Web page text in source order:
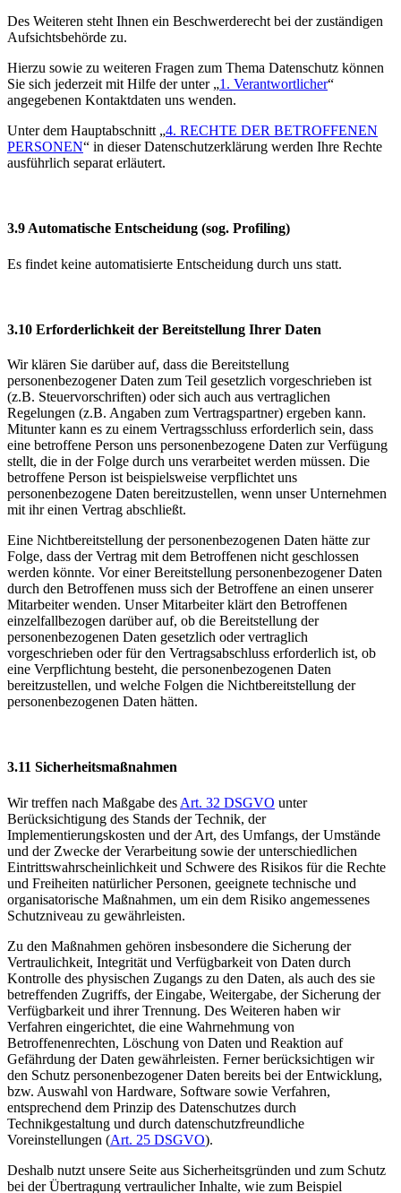
Des Weiteren steht Ihnen ein Beschwerderecht bei der zuständigen
Aufsichtsbehörde zu.
Hierzu sowie zu weiteren Fragen zum Thema Datenschutz können
Sie sich jederzeit mit Hilfe der unter „1. Verantwortlicher“
angegebenen Kontaktdaten uns wenden.
Unter dem Hauptabschnitt „4. RECHTE DER BETROFFENEN
PERSONEN“ in dieser Datenschutzerklärung werden Ihre Rechte
ausführlich separat erläutert.
3.9 Automatische Entscheidung (sog. Profiling)
Es findet keine automatisierte Entscheidung durch uns statt.
3.10 Erforderlichkeit der Bereitstellung Ihrer Daten
Wir klären Sie darüber auf, dass die Bereitstellung
personenbezogener Daten zum Teil gesetzlich vorgeschrieben ist
(z.B. Steuervorschriften) oder sich auch aus vertraglichen
Regelungen (z.B. Angaben zum Vertragspartner) ergeben kann.
Mitunter kann es zu einem Vertragsschluss erforderlich sein, dass
eine betroffene Person uns personenbezogene Daten zur Verfügung
stellt, die in der Folge durch uns verarbeitet werden müssen. Die
betroffene Person ist beispielsweise verpflichtet uns
personenbezogene Daten bereitzustellen, wenn unser Unternehmen
mit ihr einen Vertrag abschließt.
Eine Nichtbereitstellung der personenbezogenen Daten hätte zur
Folge, dass der Vertrag mit dem Betroffenen nicht geschlossen
werden könnte. Vor einer Bereitstellung personenbezogener Daten
durch den Betroffenen muss sich der Betroffene an einen unserer
Mitarbeiter wenden. Unser Mitarbeiter klärt den Betroffenen
einzelfallbezogen darüber auf, ob die Bereitstellung der
personenbezogenen Daten gesetzlich oder vertraglich
vorgeschrieben oder für den Vertragsabschluss erforderlich ist, ob
eine Verpflichtung besteht, die personenbezogenen Daten
bereitzustellen, und welche Folgen die Nichtbereitstellung der
personenbezogenen Daten hätten.
3.11 Sicherheitsmaßnahmen
Wir treffen nach Maßgabe des Art. 32 DSGVO unter
Berücksichtigung des Stands der Technik, der
Implementierungskosten und der Art, des Umfangs, der Umstände
und der Zwecke der Verarbeitung sowie der unterschiedlichen
Eintrittswahrscheinlichkeit und Schwere des Risikos für die Rechte
und Freiheiten natürlicher Personen, geeignete technische und
organisatorische Maßnahmen, um ein dem Risiko angemessenes
Schutzniveau zu gewährleisten.
Zu den Maßnahmen gehören insbesondere die Sicherung der
Vertraulichkeit, Integrität und Verfügbarkeit von Daten durch
Kontrolle des physischen Zugangs zu den Daten, als auch des sie
betreffenden Zugriffs, der Eingabe, Weitergabe, der Sicherung der
Verfügbarkeit und ihrer Trennung. Des Weiteren haben wir
Verfahren eingerichtet, die eine Wahrnehmung von
Betroffenenrechten, Löschung von Daten und Reaktion auf
Gefährdung der Daten gewährleisten. Ferner berücksichtigen wir
den Schutz personenbezogener Daten bereits bei der Entwicklung,
bzw. Auswahl von Hardware, Software sowie Verfahren,
entsprechend dem Prinzip des Datenschutzes durch
Technikgestaltung und durch datenschutzfreundliche
Voreinstellungen (Art. 25 DSGVO).
Deshalb nutzt unsere Seite aus Sicherheitsgründen und zum Schutz
bei der Übertragung vertraulicher Inhalte, wie zum Beispiel